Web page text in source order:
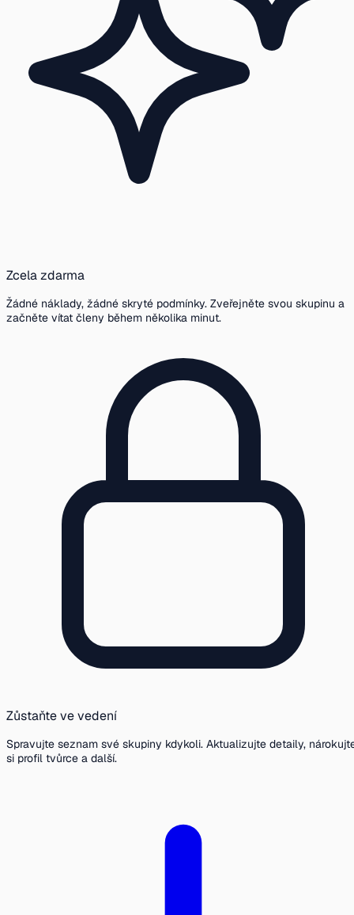
Zcela zdarma
Žádné náklady, žádné skryté podmínky. Zveřejněte svou skupinu a
začněte vítat členy během několika minut.
Zůstaňte ve vedení
Spravujte seznam své skupiny kdykoli. Aktualizujte detaily,
si profil tvůrce a další.